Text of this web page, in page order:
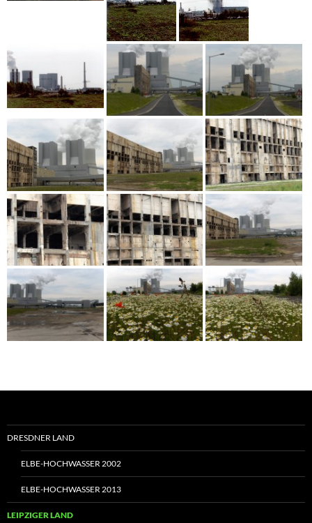
DRESDNER LAND
ELBE-HOCHWASSER 2002
ELBE-HOCHWASSER 2013
LEIPZIGER LAND